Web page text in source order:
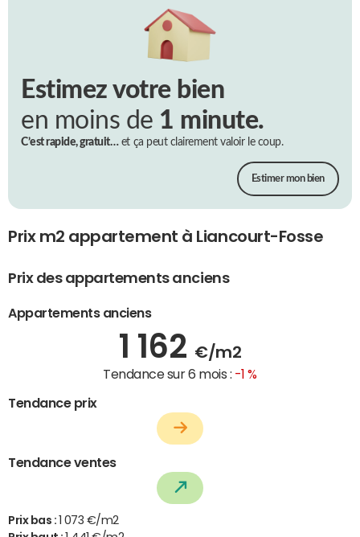
Estimez votre bien
en moins de 1 minute.
C’est rapide, gratuit…et ça peut clairement valoir le coup.
Estimer mon bien
Prix m2 appartement à Liancourt-Fosse
Prix des appartements anciens
Appartements anciens
1 162 €/m2
Tendance sur 6 mois : -1 %
Tendance prix
Tendance ventes
Prix bas : 1 073 €/m2